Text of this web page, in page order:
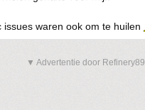
issues waren ook om te huilen
▼ Advertentie door Refinery89